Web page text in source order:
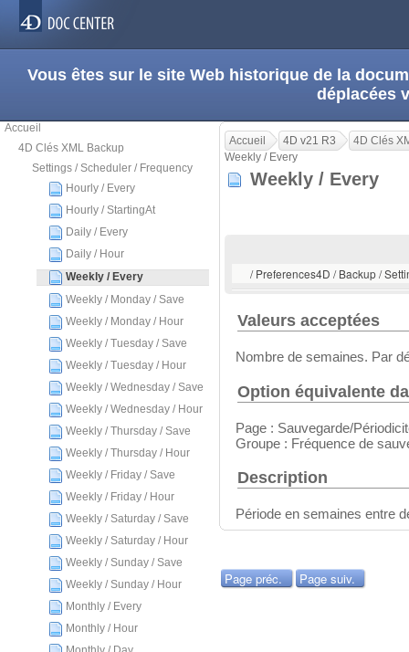
Vous êtes sur le site Web historique de la
déplacées
Accueil
4D Clés XML Backup
Settings / Scheduler / Frequency
Hourly / Every
Hourly / StartingAt
Daily / Every
Daily / Hour
Weekly / Every
Weekly / Monday / Save
Weekly / Monday / Hour
Weekly / Tuesday / Save
Weekly / Tuesday / Hour
Weekly / Wednesday / Save
Weekly / Wednesday / Hour
Weekly / Thursday / Save
Weekly / Thursday / Hour
Weekly / Friday / Save
Weekly / Friday / Hour
Weekly / Saturday / Save
Weekly / Saturday / Hour
Weekly / Sunday / Save
Weekly / Sunday / Hour
Monthly / Every
Monthly / Hour
Accueil 4D v21 R3
4D Clés
Weekly / Every
Weekly / Every
/ Preferences4D / Backup /
Valeurs acceptées
Nombre de semaines. Par
Option équivalente
Page : Sauvegarde/
Groupe : Fréquence de
Description
Période en semaines entre
Page préc. Page suiv.